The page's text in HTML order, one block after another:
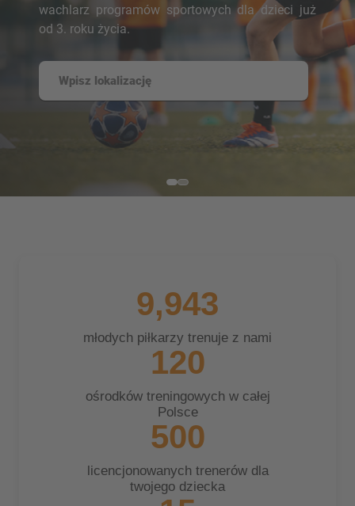
wachlarz programów sportowych dla dzieci już
od 3. roku życia.
9,943
młodych piłkarzy trenuje z nami
120
ośrodków treningowych w całej
Polsce
500
licencjonowanych trenerów dla
twojego dziecka